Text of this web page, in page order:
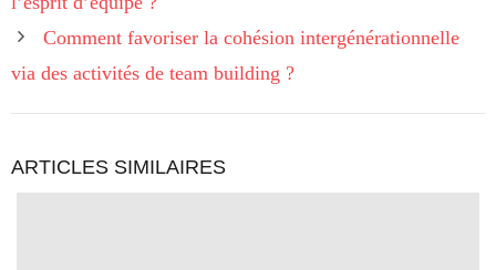
Comment favoriser la cohésion intergénérationnelle
via des activités de team building ?
ARTICLES SIMILAIRES